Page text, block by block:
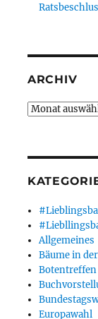
ARCHIV
Archiv
Allgemeines
Bäume in
Botentreffen
Europawahl